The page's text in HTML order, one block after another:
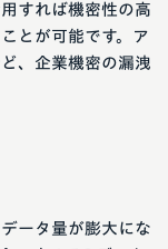
すれば機密性の高
とが可能です。ア
、企業機密の漏洩
ータ量が膨大にな